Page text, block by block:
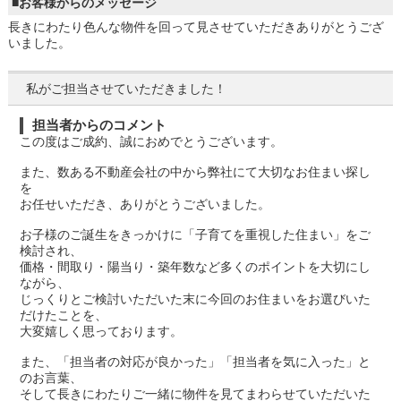
■お客様からのメッセージ
長きにわたり色んな物件を回って見させていただきありがとうござ
いました。
私がご担当させていただきました！
担当者からのコメント
この度はご成約、誠におめでとうございます。
また、数ある不動産会社の中から弊社にて大切なお住まい探し
を
お任せいただき、ありがとうございました。
お子様のご誕生をきっかけに「子育てを重視した住まい」をご
検討され、
価格・間取り・陽当り・築年数など多くのポイントを大切にし
ながら、
じっくりとご検討いただいた末に今回のお住まいをお選びいた
だけたことを、
大変嬉しく思っております。
また、「担当者の対応が良かった」「担当者を気に入った」と
のお言葉、
そして長きにわたりご一緒に物件を見てまわらせていただいた